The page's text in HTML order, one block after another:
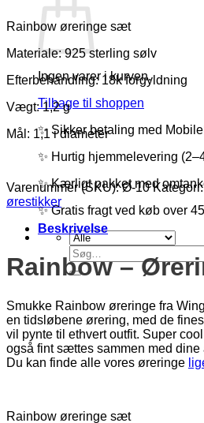
Ingen varer i kurven.
Tilbage til shoppen
✨ Sikker betaling med
✨ Hurtig hjemmelevering
✨ Kærligt pakket med
✨ Gratis fragt ved køb over
Søg
efter:
Rainbow øreringe sæt
Materiale: 925 sterling sølv
Efterbehandling: 18k forgyldning
Vægt: 1,2 g
Mål: 1,1 i diameter
Varenummer (SKU):Ø-10
ørestikker
Beskrivelse
Rainbow –
Smukke Rainbow øreringe fra
en tidsløbene ørering, med de
vil pynte til ethvert outfit. Super
også fint sættes sammen med
Du kan finde alle vores øreringe
Rainbow øreringe sæt